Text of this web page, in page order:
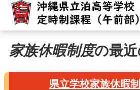
家族休暇制度の最
県立学校家族休暇